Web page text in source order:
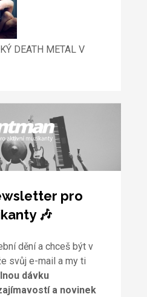
DEATH METAL V
pro
🎶
dění a chceš být v
svůj e-mail a my ti
dávku
a novinek